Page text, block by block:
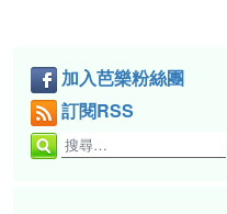
加入芭樂粉絲團
訂閱RSS